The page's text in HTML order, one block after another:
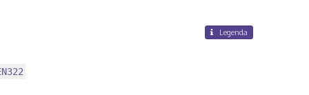
Legenda